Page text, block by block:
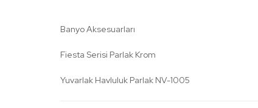
Banyo Aksesuarları
Fiesta Serisi Parlak Krom
Yuvarlak Havluluk Parlak NV-1005